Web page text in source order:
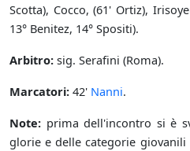
Scotta), Cocco, (61' Ortiz),
13° Benitez, 14° Spositi).
Arbitro: sig. Serafini (Roma).
Marcatori: 42' Nanni.
Note: prima dell'incontro si è
glorie e delle categorie